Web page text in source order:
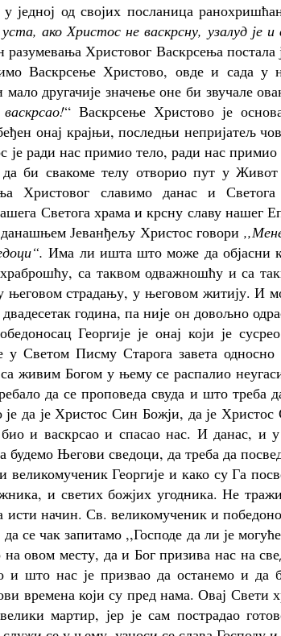
једној од својих посланица
ако Христос не васкрсну, узалуд је
Христовог Васкрсења
Васкрсење Христово, овде и сада у
другачије значење оне би звучале
“ Васкрсење Христово је
онај крајњи, последњи непријатељ
је ради нас примио тело, ради нас
да би свакоме телу отворио пут у
Христовог славимо данас и
Светога храма и крсну славу нашег
Јеванђељу Христос говори
Има ли ишта што може да објасни
са таквом одважношћу и са
његовом страдању, у његовом житију. И
година, па није он довољно
Георгије је онај који је
у Светом Писму Старога завета
живим Богом у њему се распалио
да се проповеда свуда и што треба
да је Христос Син Божји, да је
био и васкрсао и спасао нас. И данас, и
будемо Његови сведоци, да треба да
великомученик Георгије и како су Га
и светих божјих угодника. Не
начин. Св. великомученик и
се чак запитамо ,,Господе да ли је
овом месту, да и Бог призива нас на
и што нас је призвао да останемо и да
времена који су пред нама. Овај Свети
мартир, јер је сам пострадао